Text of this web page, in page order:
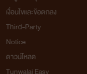
เงื่อนไขและข้อตกลง
Third-Party
Notice
ดาวน์โหลด